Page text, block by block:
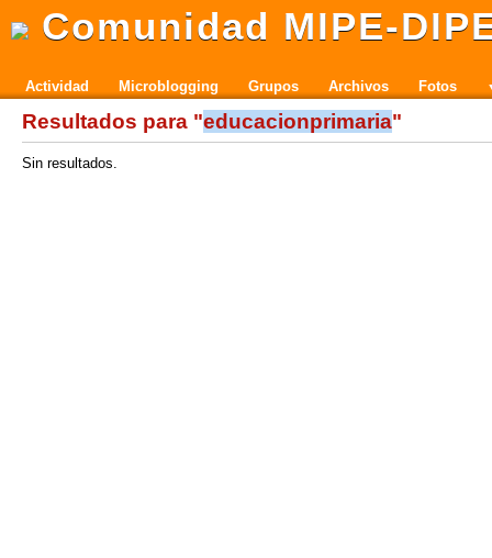
Comunidad MIPE-
Actividad Microblogging Grupos Archivos Fotos
Resultados para "educacionprimaria"
Sin resultados.